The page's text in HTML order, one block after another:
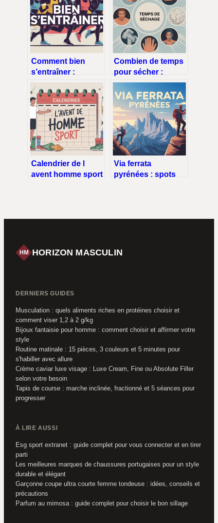
Comment bien
s’entraîner :
méthodes simples
pour progresser
sans se blesser
Combien de temps
pour sécher :
réponses claires
selon chaque
situation
Calendrier de l
avent homme sport
Via ferrata
pyrénées : spots
HM HORIZON MASCULIN
DERNIERS GUIDES
Musculation : quels aliments riches en protéines choisir et
comment viser 1,2 à 2 g/kg
Bijoux fantaisie pour homme : comment choisir et affirmer votre
style
Routine matinale : 15 pièces, 3 couleurs et 5 minutes pour
s'habiller avec allure
Crème caviar luxe visage : Luxe Cream, Fine ou Absolute Filler
selon votre besoin
Tapis de course : marche inclinée, fractionné et 5 séances pour
progresser
À LIRE AUSSI
Esg sport extranet : guide complet pour vous connecter et en tirer
parti
Les meilleures marques de chaussures portugaises pour un style
durable et élégant
Garçonne coupe ultra courte femme tondeuse : idées, conseils et
précautions
Parfum au mimosa : guide complet pour choisir le bon sillage